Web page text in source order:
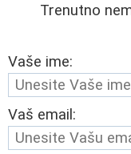
Trenutno
Vaše ime:
Vaš email: